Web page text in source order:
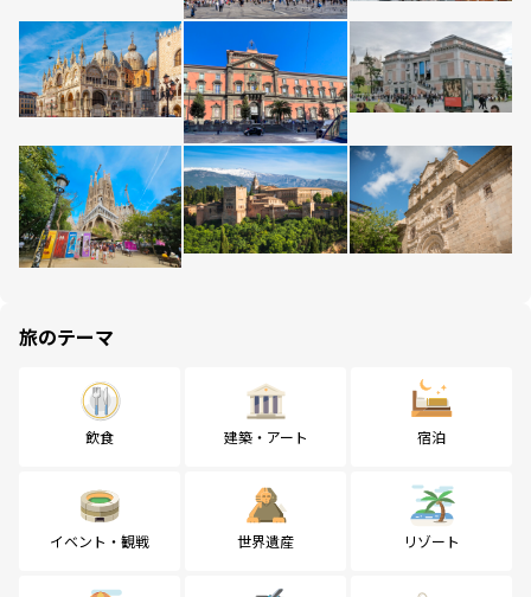
旅のテーマ
飲食 建築・アート 宿泊
イベント・観戦 世界遺産 リゾート